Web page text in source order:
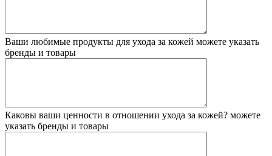
Ваши любимые продукты для ухода за кожей можете указать
бренды и товары
Каковы ваши ценности в отношении ухода за кожей? можете
указать бренды и товары